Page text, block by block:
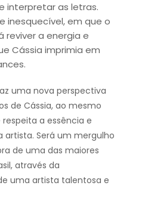
interpretar as letras.
inesquecível, em que o
reviver a energia e
Cássia imprimia em
uma nova perspectiva
de Cássia, ao mesmo
a essência e
artista. Será um mergulho
de uma das maiores
através da
uma artista talentosa e